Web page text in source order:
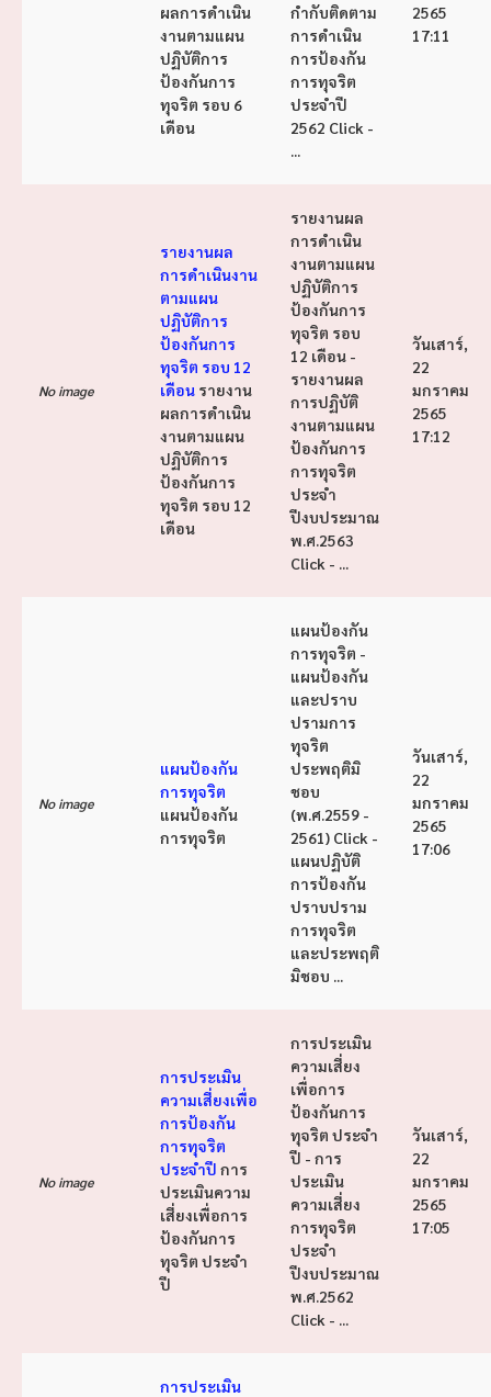
ผลการดำเนิน
งานตามแผน
ปฏิบัติการ
ป้องกันการ
ทุจริต รอบ 6
เดือน
กำกับติดตาม
การดำเนิน
การป้องกัน
การทุจริต
ประจำปี
2562 Click -
...
2565
17:11
No image
รายงานผล
การดำเนินงาน
ตามแผน
ปฏิบัติการ
ป้องกันการ
ทุจริต รอบ 12
เดือน รายงาน
ผลการดำเนิน
งานตามแผน
ปฏิบัติการ
ป้องกันการ
ทุจริต รอบ 12
เดือน
รายงานผล
การดำเนิน
งานตามแผน
ปฏิบัติการ
ป้องกันการ
ทุจริต รอบ
12 เดือน -
รายงานผล
การปฏิบัติ
งานตามแผน
ป้องกันการ
การทุจริต
ประจำ
ปีงบประมาณ
พ.ศ.2563
Click - ...
วันเสาร์,
22
มกราคม
2565
17:12
No image
แผนป้องกัน
การทุจริต
แผนป้องกัน
การทุจริต
แผนป้องกัน
การทุจริต -
แผนป้องกัน
และปราบ
ปรามการ
ทุจริต
ประพฤติมิ
ชอบ
(พ.ศ.2559 -
2561) Click -
แผนปฏิบัติ
การป้องกัน
ปราบปราม
การทุจริต
และประพฤติ
มิชอบ ...
วันเสาร์,
22
มกราคม
2565
17:06
No image
การประเมิน
ความเสี่ยงเพื่อ
การป้องกัน
การทุจริต
ประจำปี การ
ประเมินความ
เสี่ยงเพื่อการ
ป้องกันการ
ทุจริต ประจำ
ปี
การประเมิน
ความเสี่ยง
เพื่อการ
ป้องกันการ
ทุจริต ประจำ
ปี - การ
ประเมิน
ความเสี่ยง
การทุจริต
ประจำ
ปีงบประมาณ
พ.ศ.2562
Click - ...
วันเสาร์,
22
มกราคม
2565
17:05
การประเมิน